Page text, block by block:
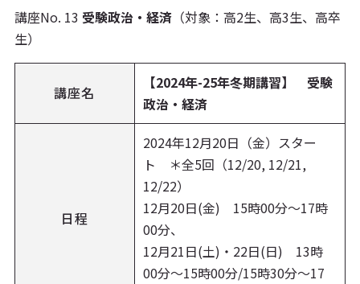
講座No. 13 受験政治・経済（対象：高2生、高3生、高卒
生）
講座名
【2024年-25年冬期講習】 受験
政治・経済
日程
2024年12月20日（金）スター
ト ＊全5回（12/20, 12/21,
12/22）
12月20日(金) 15時00分〜17時
00分、
12月21日(土)・22日(日) 13時
00分〜15時00分/15時30分〜17